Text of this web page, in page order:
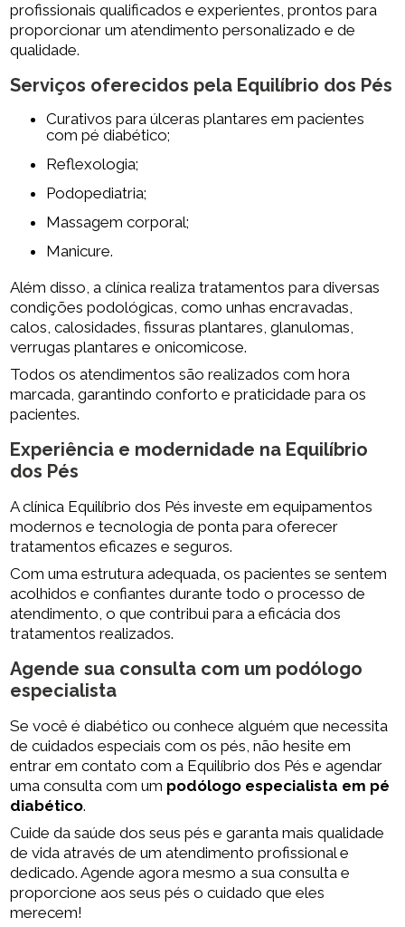
profissionais qualificados e experientes, prontos para
proporcionar um atendimento personalizado e de
qualidade.
Serviços oferecidos pela Equilíbrio dos Pés
Curativos para úlceras plantares em pacientes
com pé diabético;
Reflexologia;
Podopediatria;
Massagem corporal;
Manicure.
Além disso, a clínica realiza tratamentos para diversas
condições podológicas, como unhas encravadas,
calos, calosidades, fissuras plantares, glanulomas,
verrugas plantares e onicomicose.
Todos os atendimentos são realizados com hora
marcada, garantindo conforto e praticidade para os
pacientes.
Experiência e modernidade na Equilíbrio
dos Pés
A clínica Equilíbrio dos Pés investe em equipamentos
modernos e tecnologia de ponta para oferecer
tratamentos eficazes e seguros.
Com uma estrutura adequada, os pacientes se sentem
acolhidos e confiantes durante todo o processo de
atendimento, o que contribui para a eficácia dos
tratamentos realizados.
Agende sua consulta com um podólogo
especialista
Se você é diabético ou conhece alguém que necessita
de cuidados especiais com os pés, não hesite em
entrar em contato com a Equilíbrio dos Pés e agendar
uma consulta com um podólogo especialista em pé
diabético.
Cuide da saúde dos seus pés e garanta mais qualidade
de vida através de um atendimento profissional e
dedicado. Agende agora mesmo a sua consulta e
proporcione aos seus pés o cuidado que eles
merecem!